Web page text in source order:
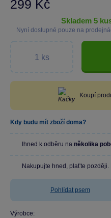
299 Kč
skladem 5
Nyní dostupné pouze na
Koupí
Kdy budu mít zboží doma?
Ihned k odběru na několika
Nakupujte hned, plaťte později.
Pohlídat psem
Výrobce: